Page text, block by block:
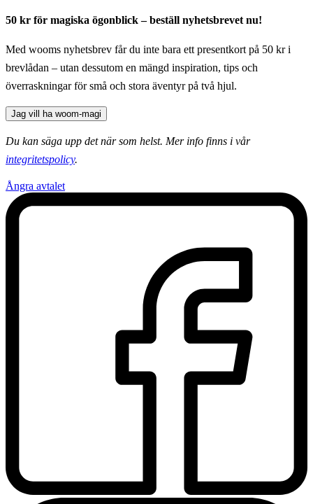
50 kr för magiska ögonblick – beställ nyhetsbrevet nu!
Med wooms nyhetsbrev får du inte bara ett presentkort på 50 kr i
brevlådan – utan dessutom en mängd inspiration, tips och
överraskningar för små och stora äventyr på två hjul.
Jag vill ha woom-magi
Du kan säga upp det när som helst. Mer info finns i vår
integritetspolicy.
Ångra avtalet